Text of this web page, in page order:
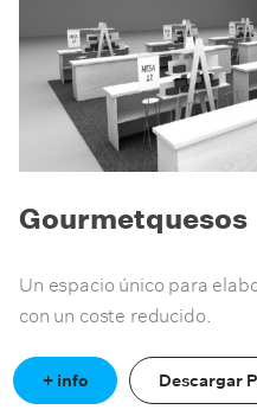
Gourmetquesos
Un espacio único para
con un coste reducido.
+ info Descargar